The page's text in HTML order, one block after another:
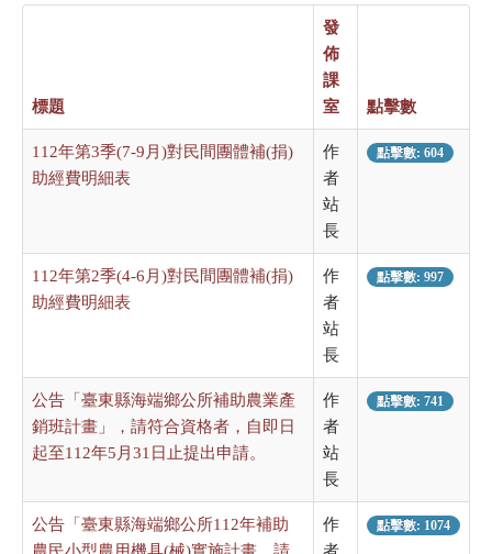
標題
發
佈
課
室
點擊數
112年第3季(7-9月)對民間團體補(捐)
助經費明細表
作
者
站
長
點擊數: 604
112年第2季(4-6月)對民間團體補(捐)
助經費明細表
作
者
站
長
點擊數: 997
公告「臺東縣海端鄉公所補助農業產
銷班計畫」，請符合資格者，自即日
起至112年5月31日止提出申請。
作
者
站
長
點擊數: 741
公告「臺東縣海端鄉公所112年補助
作
點擊數: 1074